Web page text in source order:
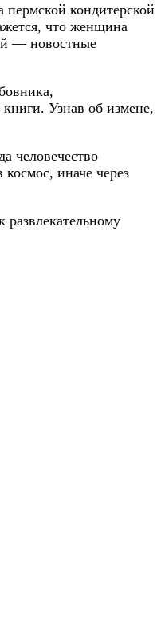
кондитерской
что женщина
— новостные
Узнав об измене,
человечество
иначе через